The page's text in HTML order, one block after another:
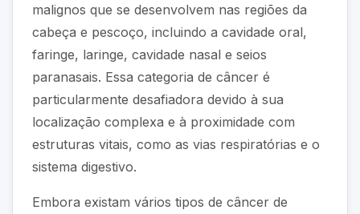
malignos que se desenvolvem nas regiões da
cabeça e pescoço, incluindo a cavidade oral,
faringe, laringe, cavidade nasal e seios
paranasais. Essa categoria de câncer é
particularmente desafiadora devido à sua
localização complexa e à proximidade com
estruturas vitais, como as vias respiratórias e o
sistema digestivo.
Embora existam vários tipos de câncer de